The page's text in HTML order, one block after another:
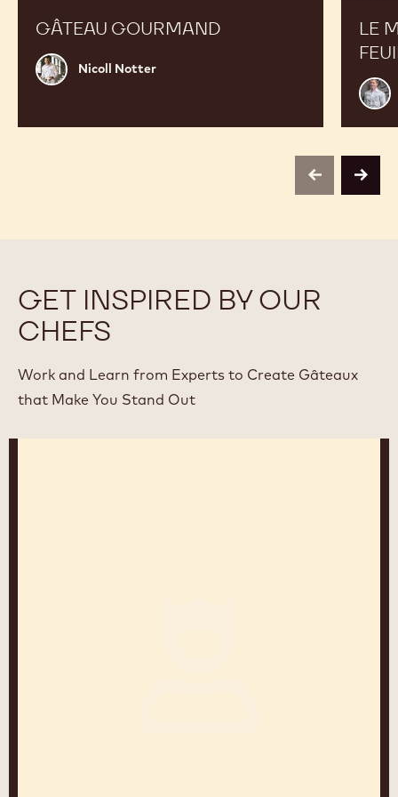
GÂTEAU GOURMAND
Nicoll
Notter
Nicoll Notter
LE
Diez
previousnext
GET INSPIRED BY OUR
CHEFS
Work and Learn from Experts to Create Gâteaux
that Make You Stand Out